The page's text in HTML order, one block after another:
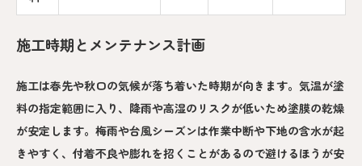
施工時期とメンテナンス計画
施工は春先や秋口の気候が落ち着いた時期が向きます。気温が塗
料の指定範囲に入り、降雨や高湿のリスクが低いため塗膜の乾燥
が安定します。梅雨や台風シーズンは作業中断や下地の含水が起
きやすく、付着不良や膨れを招くことがあるので避けるほうが安